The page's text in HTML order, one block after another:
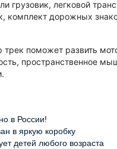
грузовик, легковой
комплект дорожных
трек поможет развить
пространственное
в России!
в яркую коробку
детей любого возраста